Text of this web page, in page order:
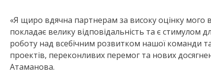
«Я щиро вдячна партнерам за високу оцінку мого
покладає велику відповідальність та є
роботу над всебічним розвитком нашої команди
проектів, переконливих перемог та нових
Атаманова.